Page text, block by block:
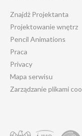
Znajdż Projektanta
Projektowanie wnętrz
Pencil Animations
Praca
Privacy
Mapa serwisu
Zarządzanie plikami